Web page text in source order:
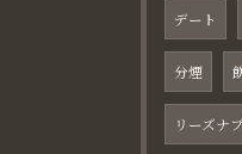
デート
分煙
リーズナ